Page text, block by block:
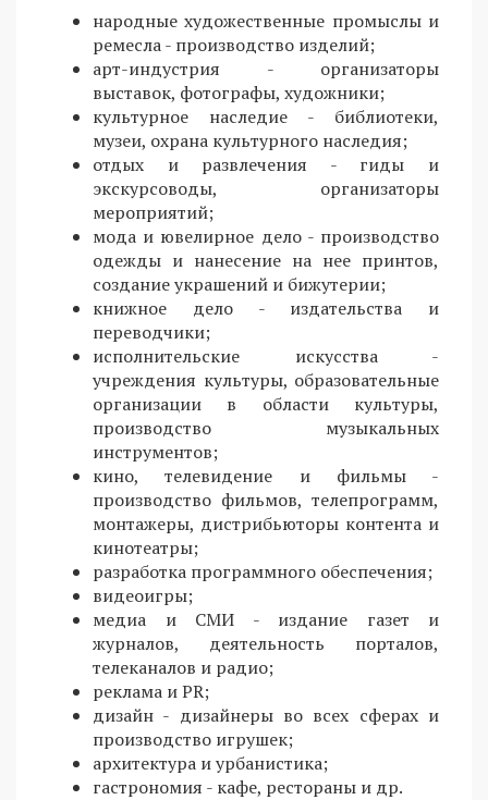
народные художественные промыслы и
ремесла - производство изделий;
арт-индустрия - организаторы
выставок, фотографы, художники;
культурное наследие - библиотеки,
музеи, охрана культурного наследия;
отдых и развлечения - гиды и
экскурсоводы, организаторы
мероприятий;
мода и ювелирное дело - производство
одежды и нанесение на нее принтов,
создание украшений и бижутерии;
книжное дело - издательства и
переводчики;
исполнительские искусства -
учреждения культуры, образовательные
организации в области культуры,
производство музыкальных
инструментов;
кино, телевидение и фильмы -
производство фильмов, телепрограмм,
монтажеры, дистрибьюторы контента и
кинотеатры;
разработка программного обеспечения;
видеоигры;
медиа и СМИ - издание газет и
журналов, деятельность порталов,
телеканалов и радио;
реклама и PR;
дизайн - дизайнеры во всех сферах и
производство игрушек;
архитектура и урбанистика;
гастрономия - кафе, рестораны и др.